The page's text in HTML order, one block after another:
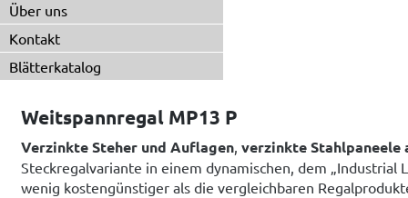
Über uns
Kontakt
Blätterkatalog
Weitspannregal MP13 P
VerzinkteSteher und Auflagen, verzinkte Stahlpaneele
Steckregalvariante in einem dynamischen, dem
wenig kostengünstiger als die vergleichbaren